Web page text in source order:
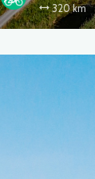
320 km